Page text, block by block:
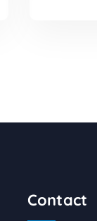
Contact